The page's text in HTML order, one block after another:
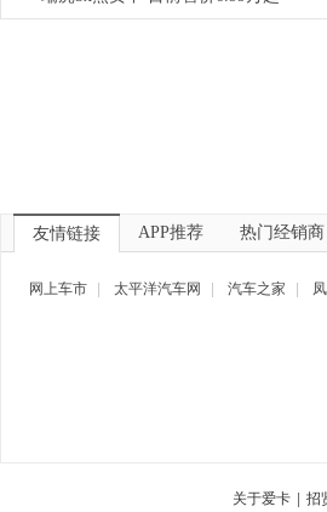
友情链接 APP推荐 热门经销商
网上车市 太平洋汽车网 汽车之家
关于爱卡 招